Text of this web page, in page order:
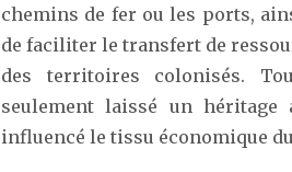
chemins de fer ou les ports,
de faciliter le transfert de
des territoires colonisés.
seulement laissé un
influencé le tissu économique